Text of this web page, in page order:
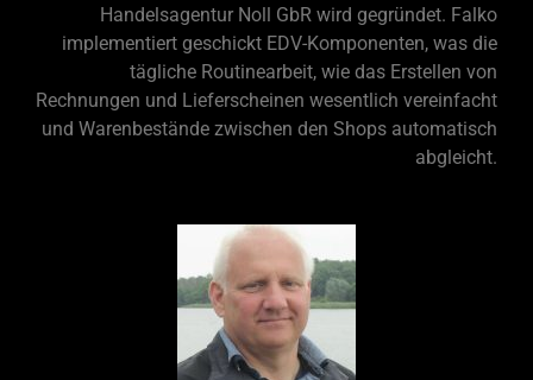
Handelsagentur Noll GbR wird gegründet. Falko
implementiert geschickt EDV-Komponenten, was die
tägliche Routinearbeit, wie das Erstellen von
Rechnungen und Lieferscheinen wesentlich vereinfacht
und Warenbestände zwischen den Shops automatisch
abgleicht.